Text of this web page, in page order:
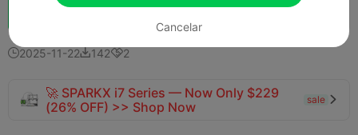
Boost 135 1 
2025-11-221422
🚀 SPARKX i7 Series — Now Only $229
(26% OFF) >> Shop Now
sale 
Cancelar